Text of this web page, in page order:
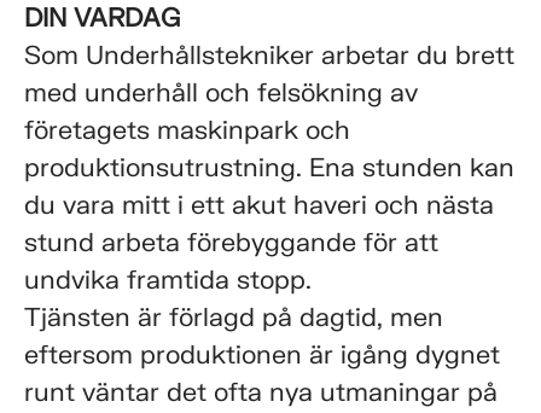
DIN VARDAG
Som Underhållstekniker arbetar du brett
med underhåll och felsökning av
företagets maskinpark och
produktionsutrustning. Ena stunden kan
du vara mitt i ett akut haveri och nästa
stund arbeta förebyggande för att
undvika framtida stopp.
Tjänsten är förlagd på dagtid, men
eftersom produktionen är igång dygnet
runt väntar det ofta nya utmaningar på